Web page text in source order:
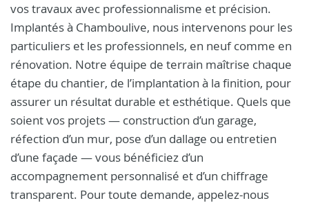
vos travaux avec professionnalisme et précision.
Implantés à Chamboulive, nous intervenons pour les
particuliers et les professionnels, en neuf comme en
rénovation. Notre équipe de terrain maîtrise chaque
étape du chantier, de l’implantation à la finition, pour
assurer un résultat durable et esthétique. Quels que
soient vos projets — construction d’un garage,
réfection d’un mur, pose d’un dallage ou entretien
d’une façade — vous bénéficiez d’un
accompagnement personnalisé et d’un chiffrage
transparent. Pour toute demande, appelez-nous